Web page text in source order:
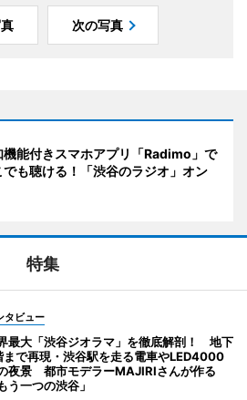
次の写真
機能付きスマホアプリ「Radimo」で
でも聴ける！「渋谷のラジオ」オン
特集
タビュー
最大「渋谷ジオラマ」を徹底解剖！ 地下
まで再現・渋谷駅を走る電車やLED4000
夜景 都市モデラーMAJIRIさんが作る
う一つの渋谷」